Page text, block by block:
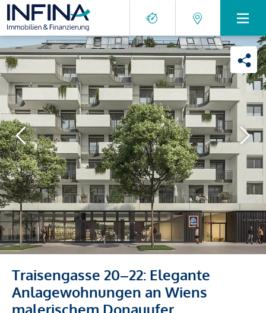
Traisengasse 20–22: Elegante
Anlagewohnungen an Wiens
malerischem Donauufer